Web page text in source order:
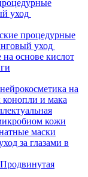
уход
процедурные
уход
основе кислот
на
конопли и мака
кожи
маски
за глазами в